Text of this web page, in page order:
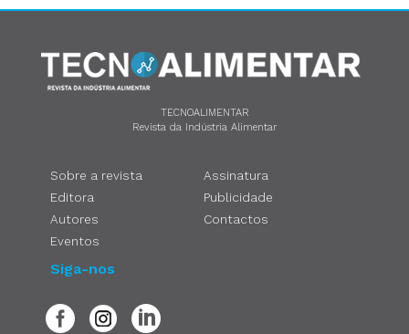
TECNOALIMENTAR
Revista da Indústria Alimentar
Sobre a revista
Editora
Autores
Eventos
Assinatura
Publicidade
Contactos
Siga-nos